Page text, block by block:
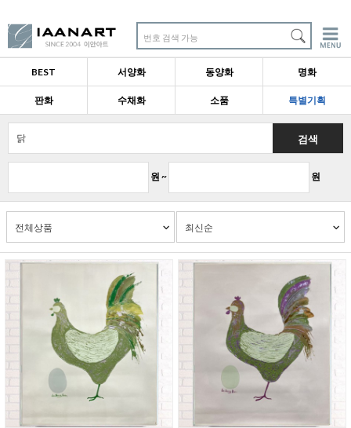
번호 검색 가능
BEST 서양화 동양화 명화
판화 수채화 소품 특별기획
원 ~ 원
검색